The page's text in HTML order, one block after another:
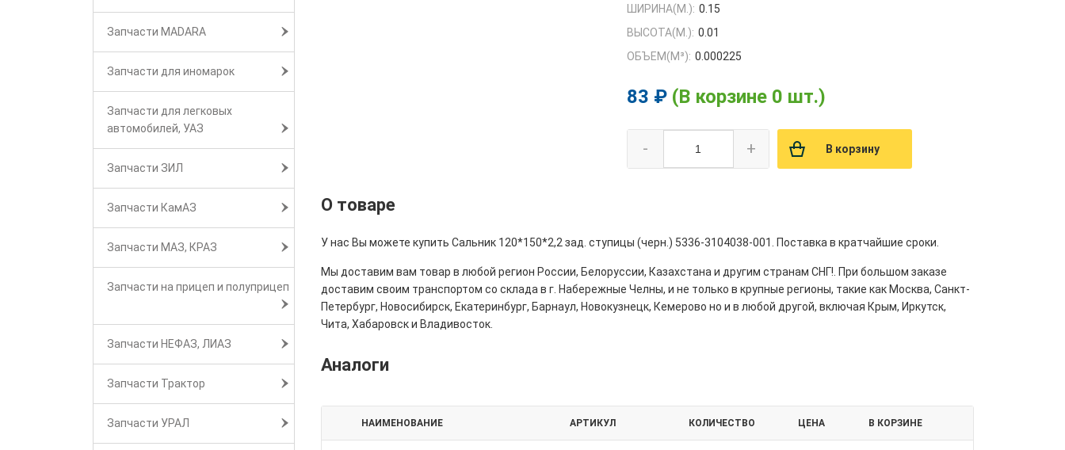
Запчасти MADARA
Запчасти для иномарок
Запчасти для легковых
автомобилей, УАЗ
Запчасти ЗИЛ
Запчасти КамАЗ
Запчасти МАЗ, КРАЗ
Запчасти на прицеп и полуприцеп
Запчасти НЕФАЗ, ЛИАЗ
Запчасти Трактор
Запчасти УРАЛ
ШИРИНА(М.): 0.15
ВЫСОТА(М.): 0.01
ОБЪЕМ(M³): 0.000225
83 ₽ (В корзине 0 шт.)
- + В корзину
О товаре
У нас Вы можете купить Сальник 120*150*2,2 зад. ступицы (черн.) 5336-3104038-001. Поставка в кратчайшие сроки.
Мы доставим вам товар в любой регион России, Белоруссии, Казахстана и другим странам СНГ!. При большом заказе
доставим своим транспортом со склада в г. Набережные Челны, и не только в крупные регионы, такие как Москва, Санкт-
Петербург, Новосибирск, Екатеринбург, Барнаул, Новокузнецк, Кемерово но и в любой другой, включая Крым, Иркутск,
Чита, Хабаровск и Владивосток.
Аналоги
НАИМЕНОВАНИЕ АРТИКУЛ КОЛИЧЕСТВО ЦЕНА В КОРЗИНЕ